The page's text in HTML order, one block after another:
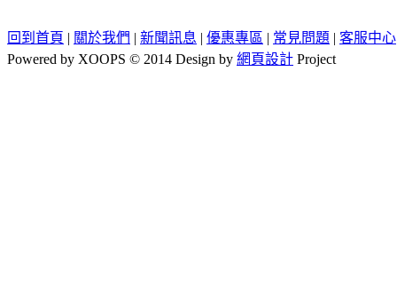
回到首頁 | 關於我們 | 新聞訊息 | 優惠專區 | 常見問題 | 客服中心
Powered by XOOPS © 2014 Design by 網頁設計 Project